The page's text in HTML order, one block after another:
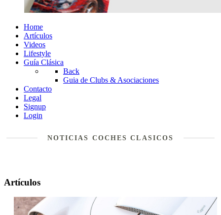
Home
Artículos
Videos
Lifestyle
Guía Clásica
Back
Guia de Clubs & Asociaciones
Contacto
Legal
Signup
Login
NOTICIAS COCHES CLASICOS
Artículos